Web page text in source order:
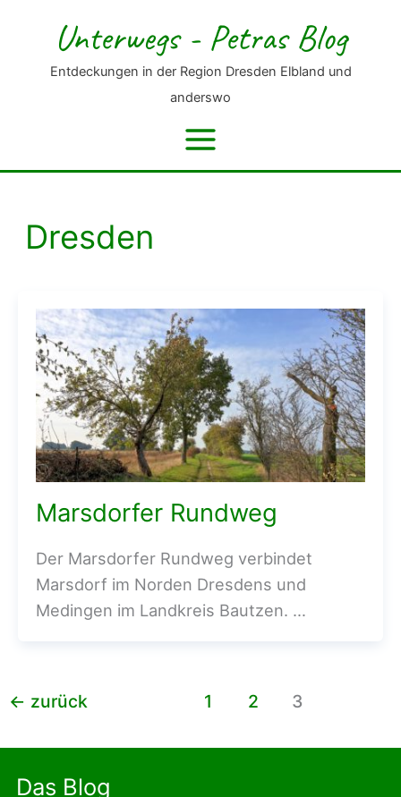
springen
Unterwegs - Petras Blog
Entdeckungen in der Region Dresden Elbland und
anderswo
Dresden
Marsdorfer Rundweg
Der Marsdorfer Rundweg verbindet
Marsdorf im Norden Dresdens und
Medingen im Landkreis Bautzen. …
← zurück 1 2 3
Das Blog